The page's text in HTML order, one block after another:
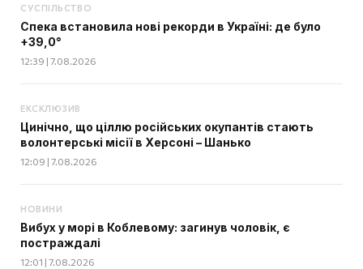
СУСПІЛЬСТВО
Спека встановила нові рекорди в Україні: де було
+39,0°
12:39 | 7.08.2026
ЕКСКЛЮЗИВ
Цинічно, що ціллю російських окупантів стають
волонтерські місії в Херсоні – Шанько
12:09 | 7.08.2026
НОВИНИ
Вибух у морі в Коблевому: загинув чоловік, є
постраждалі
12:01 | 7.08.2026